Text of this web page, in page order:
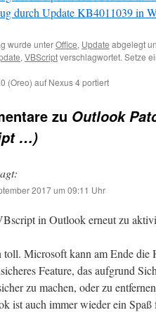
durch Update KB4011039 in
wurde unterOffice, Update abgelegt
, VBScriptverschlagwortet. Setze
(Oreo) auf Nexus 4 portiert
zu Outlook
…)
2017 um 09:11 Uhr
in Outlook erneut zu
toll. Microsoft kann am Ende die
Feature, das aufgrund
zu machen, oder zu
ist auch immer wieder ein Spaß